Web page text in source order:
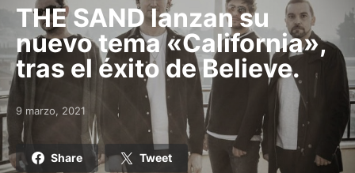
THE SAND lanzan su
nuevo tema «California»,
tras el éxito de Believe.
Posted on
9 marzo, 2021
Share Tweet